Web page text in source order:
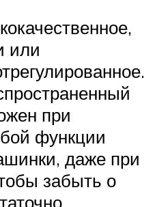
или
при
функции
даже при
забыть о